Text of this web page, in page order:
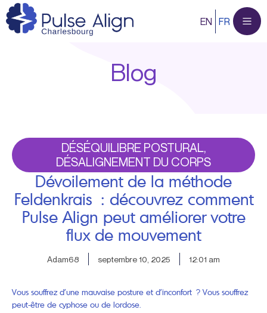
Aller
au
EN FR
Blog
DÉSÉQUILIBRE POSTURAL,
DÉSALIGNEMENT DU CORPS
Dévoilement de la méthode
Feldenkrais : découvrez comment
Pulse Align peut améliorer votre
flux de mouvement
Adam68 septembre 10, 2025 12:01 am
Vous souffrez d’une mauvaise posture et d’inconfort ? Vous souffrez
peut-être de cyphose ou de lordose.